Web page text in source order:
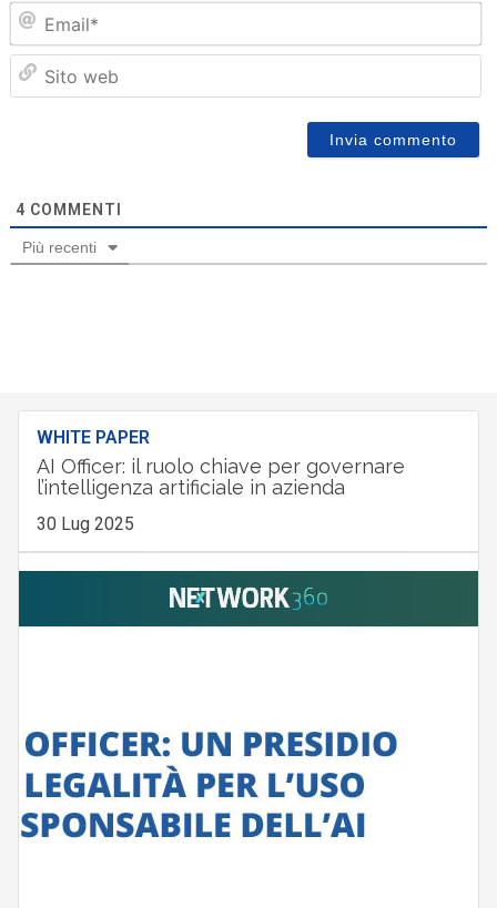
4 COMMENTI
Più recenti
WHITE PAPER
AI Officer: il ruolo chiave per governare
l’intelligenza artificiale in azienda
30 Lug 2025